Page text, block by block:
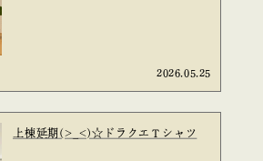
2026.05.25
上棟延期(>_<)☆ドラクエＴシャツ